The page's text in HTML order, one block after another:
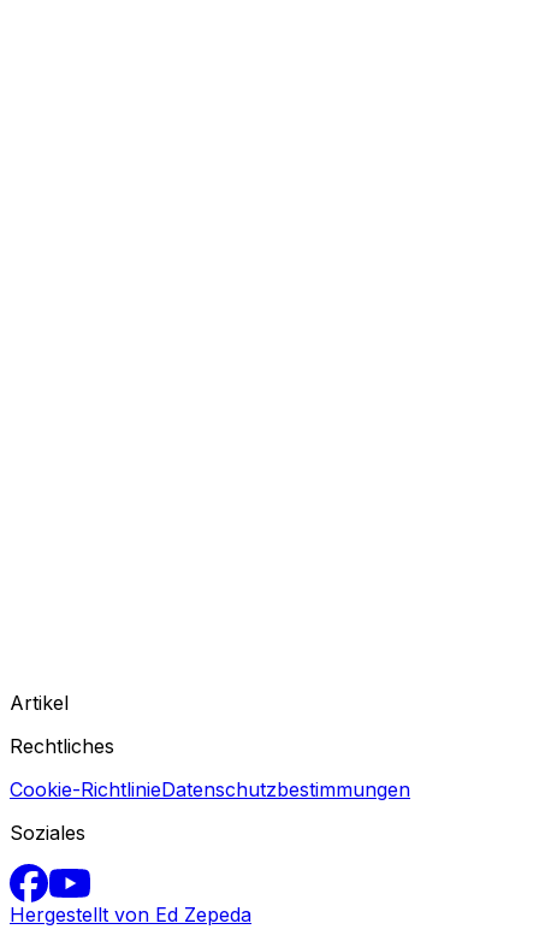
Artikel
Rechtliches
Cookie-RichtlinieDatenschutzbestimmungen
Soziales
Hergestellt von Ed Zepeda